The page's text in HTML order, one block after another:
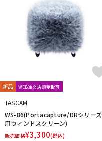
新品 WEB注文店頭受取可
TASCAM
WS-86(Portacapture/DRシリーズ
用ウィンドスクリーン)
販売価格¥3,300(税込)